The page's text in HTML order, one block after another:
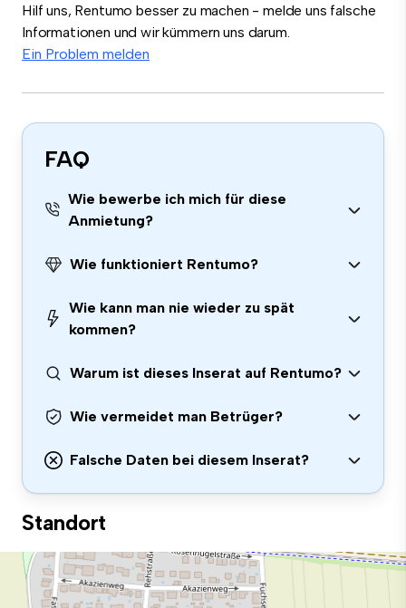
Hilf uns, Rentumo besser zu machen - melde uns falsche
Informationen und wir kümmern uns darum.
Ein Problem melden
FAQ
Wie bewerbe ich mich für diese
Anmietung?
Wie funktioniert Rentumo?
Wie kann man nie wieder zu spät
kommen?
Warum ist dieses Inserat auf Rentumo?
Wie vermeidet man Betrüger?
Falsche Daten bei diesem Inserat?
Standort